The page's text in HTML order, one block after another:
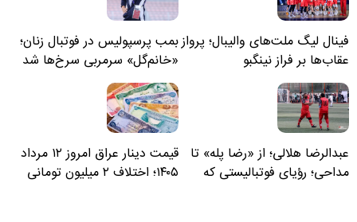
فینال لیگ ملت‌های والیبال؛ پرواز
عقاب‌ها بر فراز نینگبو
بمب پرسپولیس در فوتبال زنان؛
«خانم‌گل» سرمربی سرخ‌ها شد
عبدالرضا هلالی؛ از «رضا پله» تا
مداحی؛ رؤیای فوتبالیستی که
قیمت دینار عراق امروز ۱۲ مرداد
۱۴۰۵؛ اختلاف ۲ میلیون تومانی